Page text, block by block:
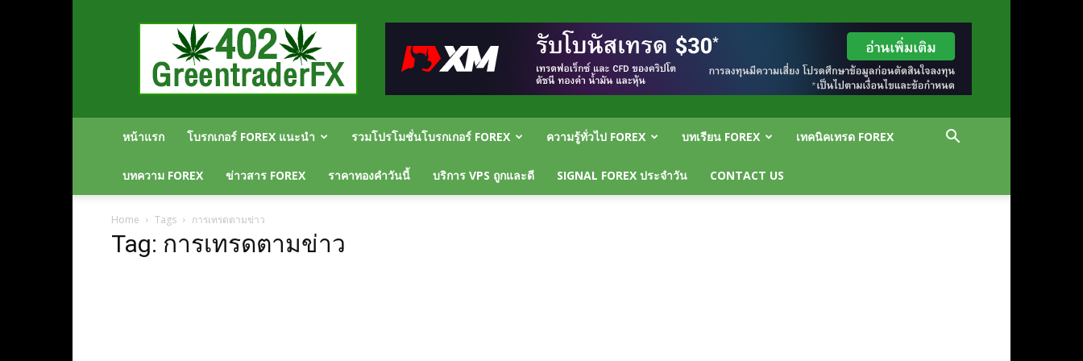
Greentraderfx
ความ
รู้
FOREX
เปิด
บัญชี
FOREX
หน้าแรก โบรกเกอร์ FOREX แนะนำ รวมโปรโมชั่นโบรกเกอร์ FOREX ความรู้ทั่วไป FOREX บทเรียน FOREX เทคนิคเทรด FOREX
บทความ FOREX ข่าวสาร FOREX ราคาทองคำวันนี้ บริการ VPS ถูกและดี SIGNAL FOREX ประจำวัน CONTACT US
Home Tags การเทรดตามข่าว
Tag: การเทรดตามข่าว